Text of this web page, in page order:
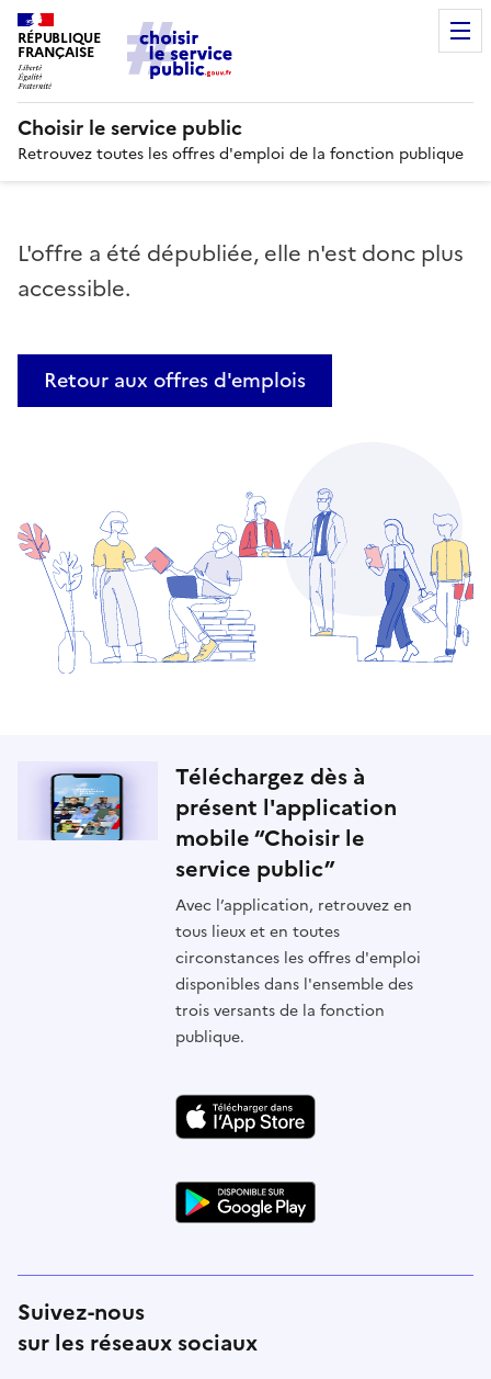
RÉPUBLIQUE
FRANÇAISE
Choisir le service public
Retrouvez toutes les offres d'emploi de la fonction publique
L'offre a été dépubliée, elle n'est donc plus
accessible.
Retour aux offres d'emplois
Téléchargez dès à
présent l'application
mobile “Choisir le
service public”
Avec l’application, retrouvez en
tous lieux et en toutes
circonstances les offres d'emploi
disponibles dans l'ensemble des
trois versants de la fonction
publique.
Suivez-nous
sur les réseaux sociaux